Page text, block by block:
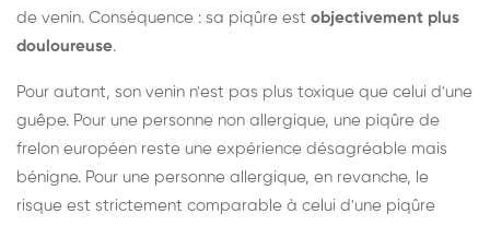
de venin. Conséquence : sa piqûre est objectivement plus
douloureuse.
Pour autant, son venin n'est pas plus toxique que celui d'une
guêpe. Pour une personne non allergique, une piqûre de
frelon européen reste une expérience désagréable mais
bénigne. Pour une personne allergique, en revanche, le
risque est strictement comparable à celui d'une piqûre